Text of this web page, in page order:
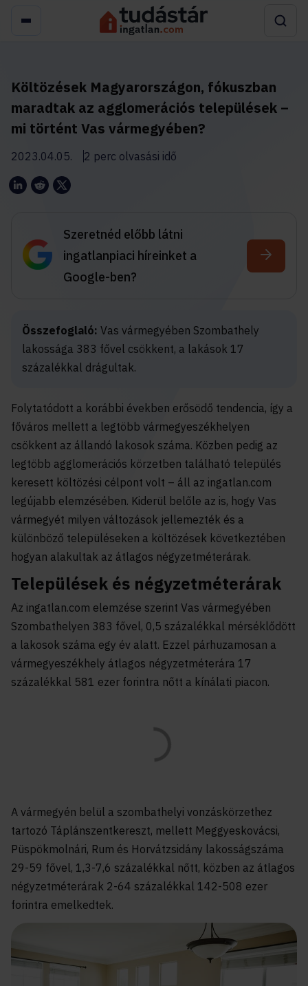
Költözések Magyarországon, fókuszban
maradtak az agglomerációs települések –
mi történt Vas vármegyében?
2023.04.05. 2 perc olvasási idő
Szeretnéd előbb látni
ingatlanpiaci híreinket a
Google-ben?
Összefoglaló: Vas vármegyében Szombathely
lakossága 383 fővel csökkent, a lakások 17
százalékkal drágultak.
Folytatódott a korábbi években erősödő tendencia, így a
főváros mellett a legtöbb vármegyeszékhelyen
csökkent az állandó lakosok száma. Közben pedig az
legtöbb agglomerációs körzetben található település
keresett költözési célpont volt – áll az ingatlan.com
legújabb elemzésében. Kiderül belőle az is, hogy Vas
vármegyét milyen változások jellemezték és a
különböző településeken a költözések következtében
hogyan alakultak az átlagos négyzetméterárak.
Települések és négyzetméterárak
Az ingatlan.com elemzése szerint Vas vármegyében
Szombathelyen 383 fővel, 0,5 százalékkal mérséklődött
a lakosok száma egy év alatt. Ezzel párhuzamosan a
vármegyeszékhely átlagos négyzetméterára 17
százalékkal 581 ezer forintra nőtt a kínálati piacon.
A vármegyén belül a szombathelyi vonzáskörzethez
tartozó Táplánszentkereszt, mellett Meggyeskovácsi,
Püspökmolnári, Rum és Horvátzsidány lakosságszáma
29-59 fővel, 1,3-7,6 százalékkal nőtt, közben az átlagos
négyzetméterárak 2-64 százalékkal 142-508 ezer
forintra emelkedtek.